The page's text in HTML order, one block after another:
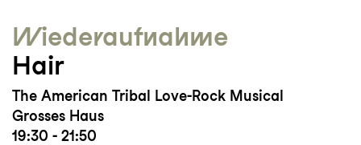
Wieder­aufnahme
Hair
The American Tribal Love-Rock Musical
Grosses Haus
19:30 - 21:50